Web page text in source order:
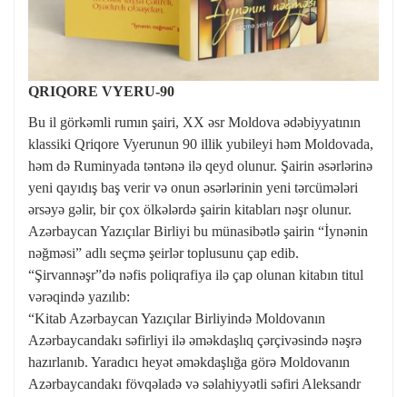
QRIQORE VYERU-90
Bu il görkəmli rumın şairi, XX əsr Moldova ədəbiyyatının
klassiki Qriqore Vyerunun 90 illik yubileyi həm Moldovada,
həm də Ruminyada təntənə ilə qeyd olunur. Şairin əsərlərinə
yeni qayıdış baş verir və onun əsərlərinin yeni tərcümələri
ərsəyə gəlir, bir çox ölkələrdə şairin kitabları nəşr olunur.
Azərbaycan Yazıçılar Birliyi bu münasibətlə şairin “İynənin
nəğməsi” adlı seçmə şeirlər toplusunu çap edib.
“Şirvannəşr”də nəfis poliqrafiya ilə çap olunan kitabın titul
vərəqində yazılıb:
“Kitab Azərbaycan Yazıçılar Birliyində Moldovanın
Azərbaycandakı səfirliyi ilə əməkdaşlıq çərçivəsində nəşrə
hazırlanıb. Yaradıcı heyət əməkdaşlığa görə Moldovanın
Azərbaycandakı fövqəladə və səlahiyyətli səfiri Aleksandr